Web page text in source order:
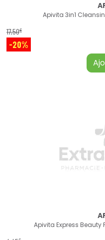
Apivita 3in1
17,50€
-20%
Apivita Express Beauty